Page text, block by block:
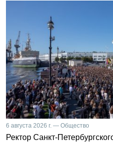
6 августа 2026 г. — Общество
Ректор Санкт-